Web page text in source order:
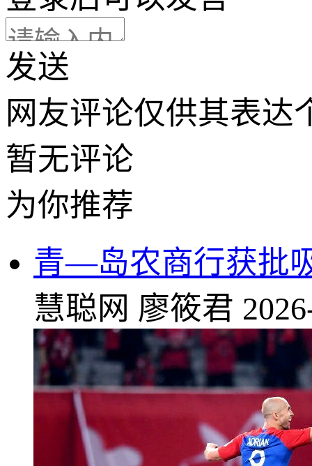
发送
网友评论仅供其表达
暂无评论
为你推荐
青—岛农商行获批
慧聪网 廖筱君